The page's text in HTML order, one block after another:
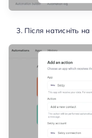
Після натисніть на